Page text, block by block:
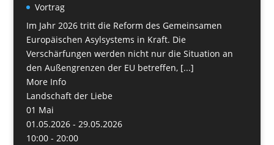
Vortrag
Im Jahr 2026 tritt die Reform des Gemeinsamen
Europäischen Asylsystems in Kraft. Die
Verschärfungen werden nicht nur die Situation an
den Außengrenzen der EU betreffen, [...]
More Info
Landschaft der Liebe
01 Mai
01.05.2026 - 29.05.2026
10:00 - 20:00